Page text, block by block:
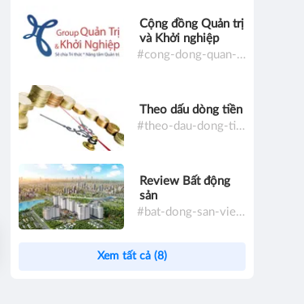
Cộng đồng Quản trị
và Khởi nghiệp
#cong-dong-quan-tri-va-khoi-nghiep
Theo dấu dòng tiền
#theo-dau-dong-tien
Review Bất động
sản
#bat-dong-san-viet-nam
Xem tất cả (8)